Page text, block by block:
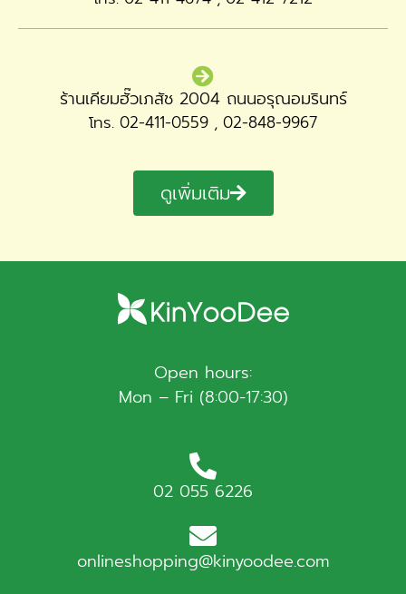
ร้านเคียมฮั๊วเภสัช 2004 ถนนอรุณอมรินทร์
โทร. 02-411-0559 , 02-848-9967
ดูเพิ่มเติม
Open hours:
Mon – Fri (8:00-17:30)
02 055 6226
onlineshopping@kinyoodee.com